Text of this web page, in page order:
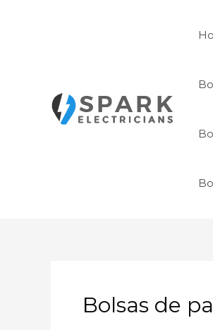
Bolsas de